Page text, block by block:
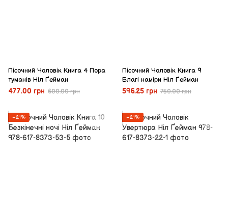
Пісочний Чоловік Книга 4 Пора
туманів Ніл Ґейман
477.00 грн 600.00 грн
Пісочний Чоловік Книга 9
Благі наміри Ніл Ґейман
596.25 грн 750.00 грн
−21% −21%